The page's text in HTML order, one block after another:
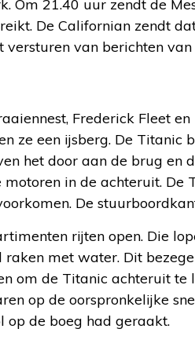
Om 21.40 uur zendt de
De Californian zendt
versturen van berichten
Frederick Fleet
ze een ijsberg. De Titanic
het door aan de brug
in de achteruit.
De
rijten open. Die
met water. Dit
om de Titanic achteruit
op de oorspronkelijke
op de boeg had geraakt.